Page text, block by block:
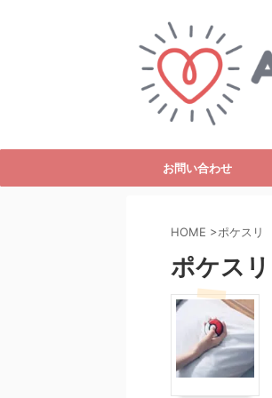
お問い合わせ
HOME >ポケスリ
ポケスリ